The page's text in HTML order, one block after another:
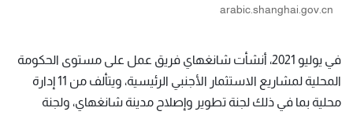
arabic.shanghai.gov.cn
في يوليو 2021، أنشأت شانغهاي فريق عمل على مستوى الحكومة
المحلية لمشاريع الاستثمار الأجنبي الرئيسية، ويتألف من 11 إدارة
محلية بما في ذلك لجنة تطوير وإصلاح مدينة شانغهاي، ولجنة